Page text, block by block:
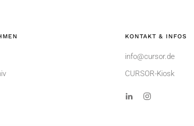
KONTAKT & INFOS
info@cursor.de
CURSOR-Kiosk